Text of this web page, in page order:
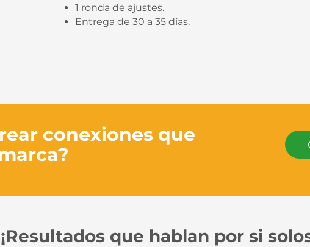
1 ronda de ajustes.
Entrega de 30 a 35 días.
conexiones que
¡Resultados que hablan por si